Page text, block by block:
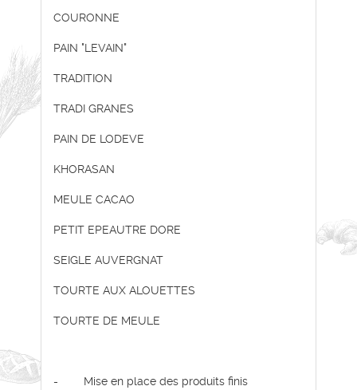
COURONNE
PAIN "LEVAIN"
TRADITION
TRADI GRANES
PAIN DE LODEVE
KHORASAN
MEULE CACAO
PETIT EPEAUTRE DORE
SEIGLE AUVERGNAT
TOURTE AUX ALOUETTES
TOURTE DE MEULE
- Mise en place des produits finis